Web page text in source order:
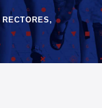
RECTORES,